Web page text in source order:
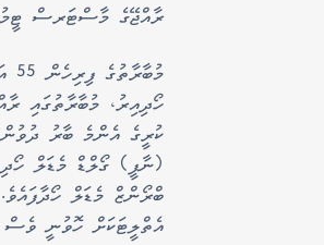
ރާއްޖޭގެ މާސްޓަރސް
ހޯދިއިރު، މުބާރާތުގައި
ބްރޯންޒް މެޑަލް
އެތްލީޓަކަށް ހޮވުނީ